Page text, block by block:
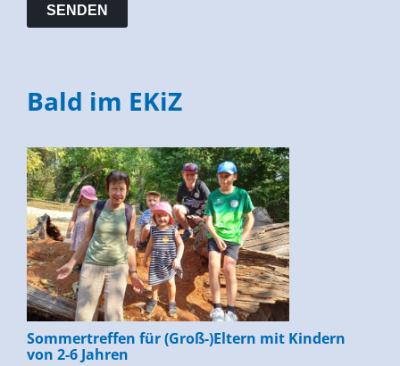
Bald im EKiZ
Sommertreffen für (Groß-)Eltern mit Kindern
von 2-6 Jahren